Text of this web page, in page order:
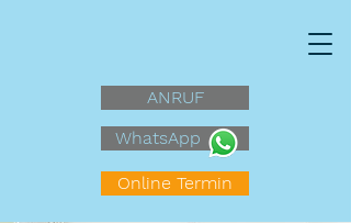
ANRUF
WhatsApp
Online Termin